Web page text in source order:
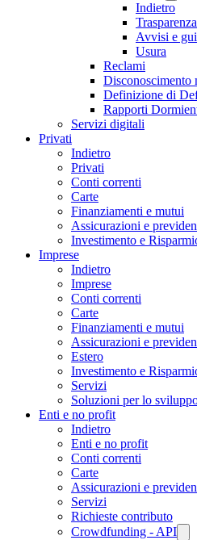
Indietro
Trasparenza
Avvisi e
Usura
Reclami
Disconoscimento
Definizione di
Rapporti
Servizi digitali
Privati
Indietro
Privati
Conti correnti
Carte
Finanziamenti e mutui
Assicurazioni e
Investimento e
Imprese
Indietro
Imprese
Conti correnti
Carte
Finanziamenti e mutui
Assicurazioni e
Estero
Investimento e
Servizi
Soluzioni per lo
Enti e no profit
Indietro
Enti e no profit
Conti correnti
Carte
Assicurazioni e
Servizi
Richieste contributo
Crowdfunding - API